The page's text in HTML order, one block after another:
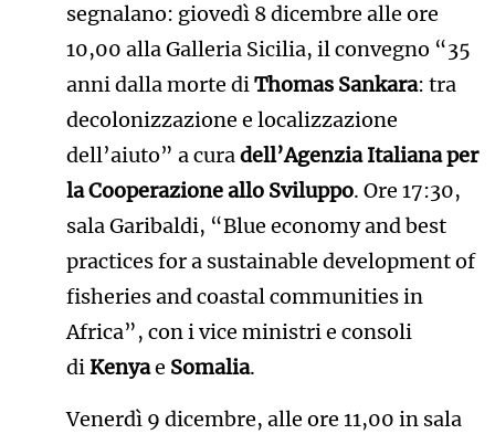
segnalano: giovedì 8 dicembre alle ore
10,00 alla Galleria Sicilia, il convegno “35
anni dalla morte diThomas Sankara: tra
decolonizzazione e localizzazione
dell’aiuto” a curadell’Agenzia Italiana per
la Cooperazione allo Sviluppo. Ore 17:30,
sala Garibaldi, “Blue economy and best
practices for a sustainable development of
fisheries and coastal communities in
Africa”, con i vice ministri e consoli
diKenyae Somalia.
Venerdì 9 dicembre, alle ore 11,00 in sala